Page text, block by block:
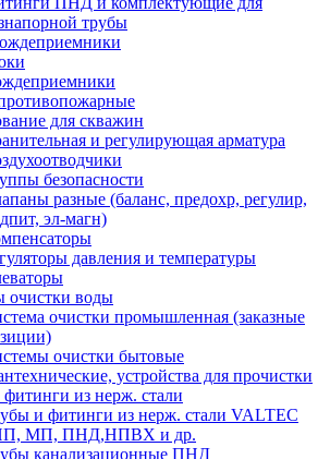
трубы
для скважин
и регулирующая арматура
безопасности
разные (баланс, предохр, регулир,
эл-магн)
давления и температуры
очистки воды
очистки промышленная (заказные
очистки бытовые
устройства для прочистки
из нерж. стали
и фитинги из нерж. стали VALTEC
МП, ПНД,НПВХ и др.
канализационные ПНД